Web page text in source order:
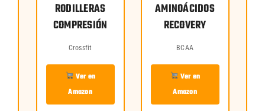
RODILLERAS
COMPRESIÓN
Crossfit
Ver en
Amazon
AMINOÁCIDOS
RECOVERY
BCAA
Ver en
Amazon